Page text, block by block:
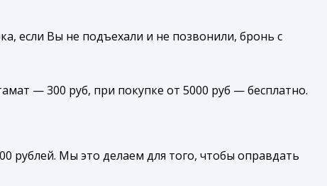
если Вы не подъехали и не позвонили, бронь с
— 300 руб, при покупке от 5000 руб — бесплатно.
рублей. Мы это делаем для того, чтобы оправдать